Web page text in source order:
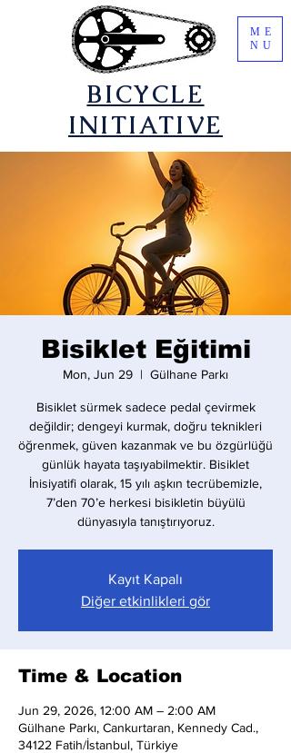
​BICYCLE
INITIATIVE
ME
NU
Bisiklet Eğitimi
Mon, Jun 29
  |
Gülhane Parkı
Bisiklet sürmek sadece pedal çevirmek
değildir; dengeyi kurmak, doğru teknikleri
öğrenmek, güven kazanmak ve bu özgürlüğü
günlük hayata taşıyabilmektir. Bisiklet
İnisiyatifi olarak, 15 yılı aşkın tecrübemizle,
7’den 70’e herkesi bisikletin büyülü
dünyasıyla tanıştırıyoruz.
Kayıt Kapalı
Diğer etkinlikleri gör
Time & Location
Jun 29, 2026, 12:00 AM – 2:00 AM
Gülhane Parkı, Cankurtaran, Kennedy Cad.,
34122 Fatih/İstanbul, Türkiye